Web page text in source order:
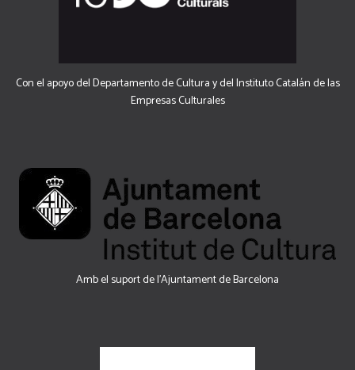
Con el apoyo del Departamento de Cultura y del Instituto Catalán de las
Empresas Culturales
Amb el suport de l’Ajuntament de Barcelona